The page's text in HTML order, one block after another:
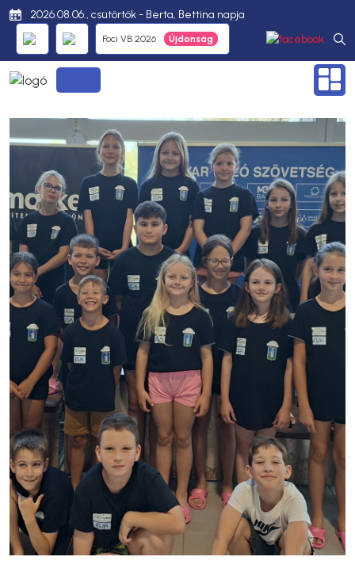
2026.08.06., csütörtök - Berta, Bettina napja
Foci VB 2026